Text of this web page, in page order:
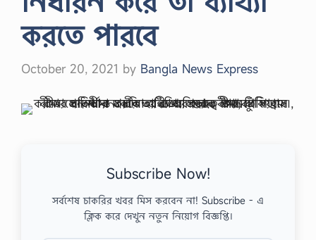
করতে পারবে
October 20, 2021 by Bangla News Express
Subscribe Now!
সর্বশেষ চাকরির খবর মিস করবেন না! Subscribe - এ
ক্লিক করে দেখুন নতুন নিয়োগ বিজ্ঞপ্তি।